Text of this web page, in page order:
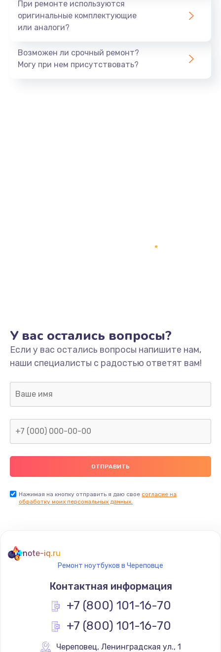
При ремонте используются
оригинальные комплектующие
или аналоги?
Возможен ли срочный ремонт?
Могу при нем присутствовать?
У вас остались вопросы?
Если у вас остались вопросы напишите нам,
наши специалисты с радостью ответят вам!
Нажимая на кнопку отправить я даю свое согласие на
обработку моих персональных данных.
note-iq.ru
Ремонт ноутбуков в Череповце
Контактная информация
+7 (800) 101-16-70
+7 (800) 101-16-70
Череповец, Ленинградская ул., 1